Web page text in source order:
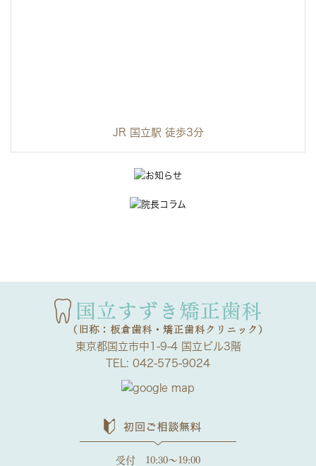
JR 国立駅 徒歩3分
東京都国立市中1-9-4 国立ビル3階
TEL: 042-575-9024
受付 10:30～19:00